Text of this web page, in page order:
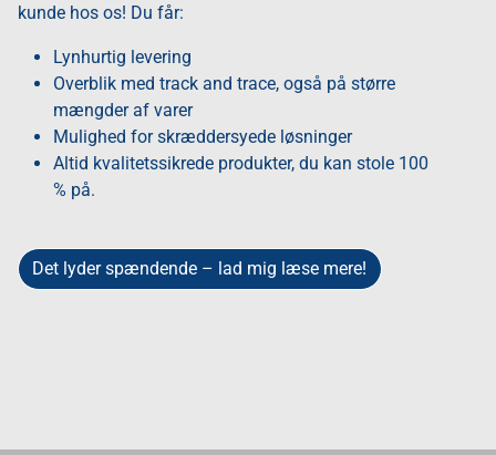
kunde hos os! Du får:
Lynhurtig levering
Overblik med track and trace, også på større
mængder af varer
Mulighed for skræddersyede løsninger
Altid kvalitetssikrede produkter, du kan stole 100
% på.
Det lyder spændende – lad mig læse mere!